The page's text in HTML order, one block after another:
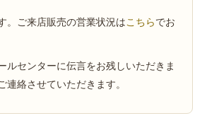
。ご来店販売の営業状況はこちらでお
ルセンターに伝言をお残しいただきま
連絡させていただきます。